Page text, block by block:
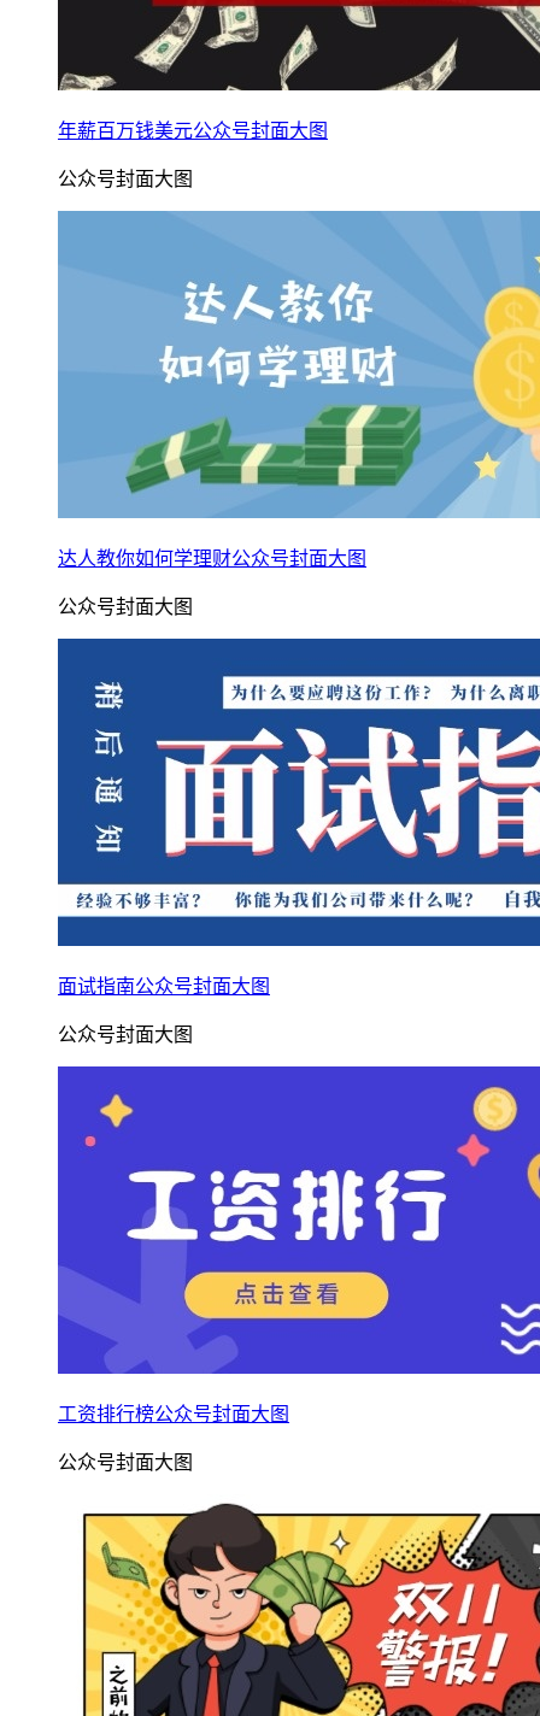
年薪百万钱美元公众号封面大图
公众号封面大图
达人教你如何学理财公众号封面大图
公众号封面大图
面试指南公众号封面大图
公众号封面大图
工资排行榜公众号封面大图
公众号封面大图